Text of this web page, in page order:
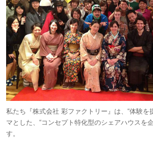
私たち『株式会社 彩ファクトリー』は、“体験を
マとした、“コンセプト特化型のシェアハウスを
す。